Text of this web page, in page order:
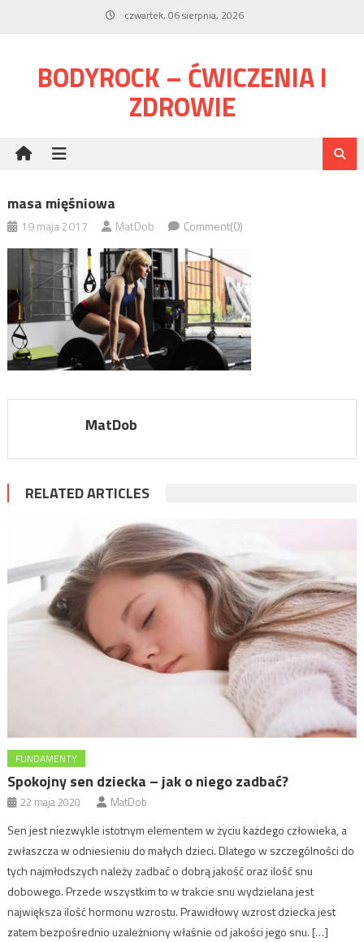
czwartek, 06 sierpnia, 2026
BODYROCK – ĆWICZENIA I
ZDROWIE
masa mięśniowa
19 maja 2017 MatDob Comment(0)
MatDob
RELATED ARTICLES
FUNDAMENTY
Spokojny sen dziecka – jak o niego zadbać?
22 maja 2020 MatDob
Sen jest niezwykle istotnym elementem w życiu każdego człowieka, a
zwłaszcza w odniesieniu do małych dzieci. Dlatego w szczególności do
tych najmłodszych należy zadbać o dobrą jakość oraz ilość snu
dobowego. Przede wszystkim to w trakcie snu wydzielana jest
największa ilość hormonu wzrostu. Prawidłowy wzrost dziecka jest
zatem bezpośrednio uzależniony właśnie od jakości jego snu. […]